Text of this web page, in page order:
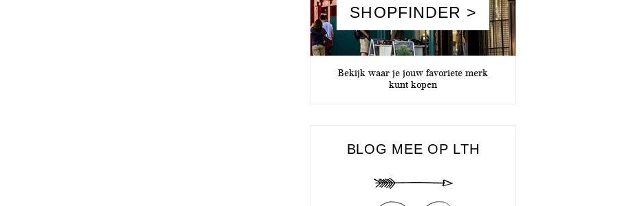
SHOPFINDER >
Bekijk waar je jouw favoriete merk
kunt kopen
BLOG MEE OP LTH